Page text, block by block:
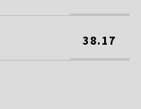
38.17